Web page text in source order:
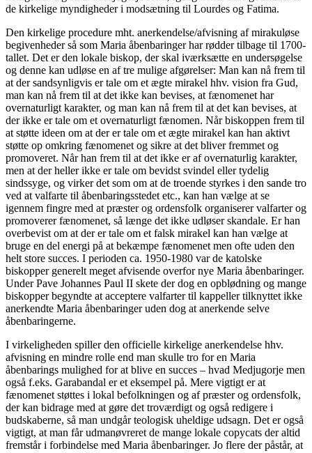
de kirkelige myndigheder i modsætning til Lourdes og Fatima.
Den kirkelige procedure mht. anerkendelse/afvisning af mirakuløse
begivenheder så som Maria åbenbaringer har rødder tilbage til 1700-
tallet. Det er den lokale biskop, der skal iværksætte en undersøgelse
og denne kan udløse en af tre mulige afgørelser: Man kan nå frem til
at der sandsynligvis er tale om et ægte mirakel hhv. vision fra Gud,
man kan nå frem til at det ikke kan bevises, at fænomenet har
overnaturligt karakter, og man kan nå frem til at det kan bevises, at
der ikke er tale om et overnaturligt fænomen. Når biskoppen frem til
at støtte ideen om at der er tale om et ægte mirakel kan han aktivt
støtte op omkring fænomenet og sikre at det bliver fremmet og
promoveret. Når han frem til at det ikke er af overnaturlig karakter,
men at der heller ikke er tale om bevidst svindel eller tydelig
sindssyge, og virker det som om at de troende styrkes i den sande tro
ved at valfarte til åbenbaringsstedet etc., kan han vælge at se
igennem fingre med at præster og ordensfolk organiserer valfarter og
promoverer fænomenet, så længe det ikke udløser skandale. Er han
overbevist om at der er tale om et falsk mirakel kan han vælge at
bruge en del energi på at bekæmpe fænomenet men ofte uden den
helt store succes. I perioden ca. 1950-1980 var de katolske
biskopper generelt meget afvisende overfor nye Maria åbenbaringer.
Under Pave Johannes Paul II skete der dog en opblødning og mange
biskopper begyndte at acceptere valfarter til kappeller tilknyttet ikke
anerkendte Maria åbenbaringer uden dog at anerkende selve
åbenbaringerne.
I virkeligheden spiller den officielle kirkelige anerkendelse hhv.
afvisning en mindre rolle end man skulle tro for en Maria
åbenbarings mulighed for at blive en succes – hvad Medjugorje men
også f.eks. Garabandal er et eksempel på. Mere vigtigt er at
fænomenet støttes i lokal befolkningen og af præster og ordensfolk,
der kan bidrage med at gøre det troværdigt og også redigere i
budskaberne, så man undgår teologisk uheldige udsagn. Det er også
vigtigt, at man får udmanøvreret de mange lokale copycats der altid
fremstår i forbindelse med Maria åbenbaringer. Jo flere der påstår, at